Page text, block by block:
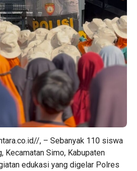
, – Sebanyak 110 siswa
Kecamatan Simo, Kabupaten
edukasi yang digelar Polres